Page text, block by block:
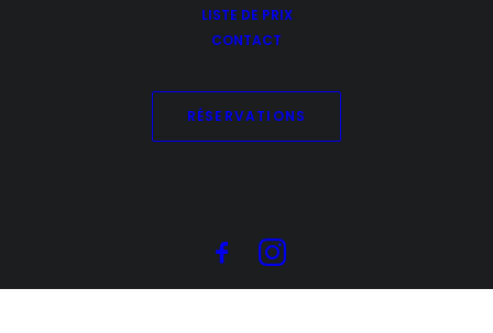
LISTE DE PRIX
CONTACT
RÉSERVATIONS
Accueil Routine Anti-Frisottis